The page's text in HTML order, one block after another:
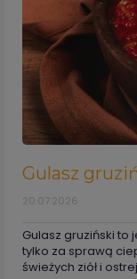
Gulasz
20.07.2026
Gulasz gruziński
tylko za sprawą
świeżych ziół i